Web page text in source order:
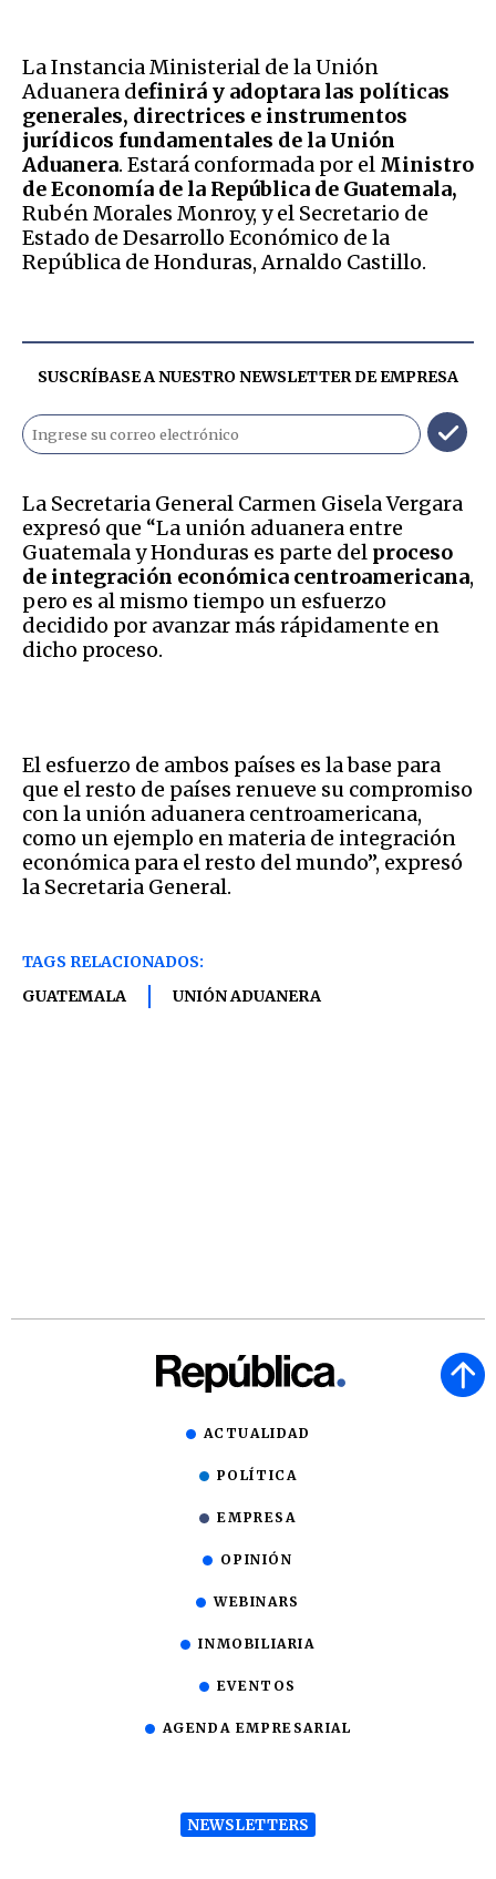
La Instancia Ministerial de la Unión
Aduanera definirá y adoptara las políticas
generales, directrices e instrumentos
jurídicos fundamentales de la Unión
Aduanera. Estará conformada por el Ministro
de Economía de la República de Guatemala,
Rubén Morales Monroy, y el Secretario de
Estado de Desarrollo Económico de la
República de Honduras, Arnaldo Castillo.
SUSCRÍBASE A NUESTRO NEWSLETTER DEEMPRESA
La Secretaria General Carmen Gisela Vergara
expresó que “La unión aduanera entre
Guatemala y Honduras es parte del proceso
de integración económica centroamericana,
pero es al mismo tiempo un esfuerzo
decidido por avanzar más rápidamente en
dicho proceso.
El esfuerzo de ambos países es la base para
que el resto de países renueve su compromiso
con la unión aduanera centroamericana,
como un ejemplo en materia de integración
económica para el resto del mundo”, expresó
la Secretaria General.
TAGS RELACIONADOS:
GUATEMALA
UNIÓN ADUANERA
ACTUALIDAD
POLÍTICA
EMPRESA
OPINIÓN
WEBINARS
INMOBILIARIA
EVENTOS
AGENDA EMPRESARIAL
NEWSLETTERS